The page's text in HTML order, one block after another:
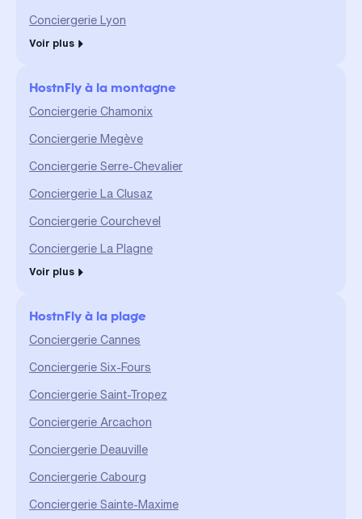
Conciergerie Lyon
Voir plus
HostnFly à la montagne
Conciergerie Chamonix
Conciergerie Megève
Conciergerie Serre-Chevalier
Conciergerie La Clusaz
Conciergerie Courchevel
Conciergerie La Plagne
Voir plus
HostnFly à la plage
Conciergerie Cannes
Conciergerie Six-Fours
Conciergerie Saint-Tropez
Conciergerie Arcachon
Conciergerie Deauville
Conciergerie Cabourg
Conciergerie Sainte-Maxime